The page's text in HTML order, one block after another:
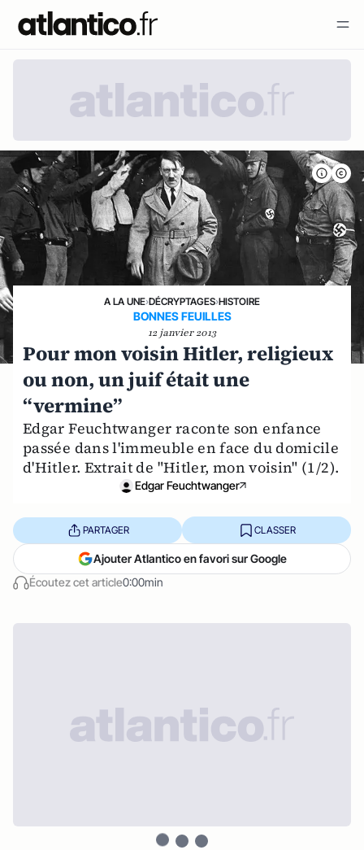
A LA UNE›DÉCRYPTAGES›HISTOIRE
BONNES FEUILLES
12 janvier 2013
Pour mon voisin Hitler, religieux
ou non, un juif était une
“vermine”
Edgar Feuchtwanger raconte son enfance
passée dans l'immeuble en face du domicile
d'Hitler. Extrait de "Hitler, mon voisin" (1/2).
Edgar Feuchtwanger
Écoutez cet article0:00min
PARTAGER CLASSER
Ajouter Atlantico en favori sur Google